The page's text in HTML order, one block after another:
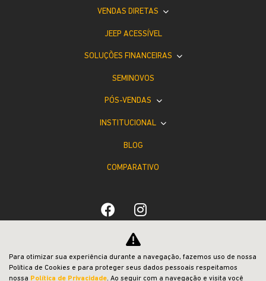
VENDAS DIRETAS
JEEP ACESSÍVEL
SOLUÇÕES FINANCEIRAS
SEMINOVOS
PÓS-VENDAS
INSTITUCIONAL
BLOG
COMPARATIVO
Desacelere. Seu bem maior é a vida.
Para otimizar sua experiência durante a navegação, fazemos uso de nossa
Política de Cookies e para proteger seus dados pessoais respeitamos
nossa Política de Privacidade. Ao seguir com a navegação e visita você